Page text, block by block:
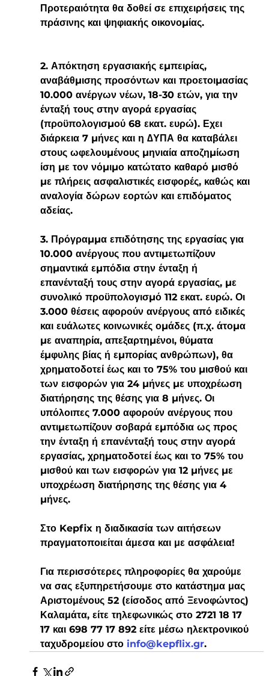
Προτεραιότητα θα δοθεί σε επιχειρήσεις της
πράσινης και ψηφιακής οικονοµίας.
2. Απόκτηση εργασιακής εµπειρίας,
αναβάθµισης προσόντων και προετοιµασίας
10.000 ανέργων νέων, 18-30 ετών, για την
ένταξή τους στην αγορά εργασίας
(προϋπολογισµού 68 εκατ. ευρώ). Εχει
διάρκεια 7 µήνες και η ∆ΥΠΑ θα καταβάλει
στους ωφελουµένους µηνιαία αποζηµίωση
ίση µε τον νόµιµο κατώτατο καθαρό µισθό
µε πλήρεις ασφαλιστικές εισφορές, καθώς και
αναλογία δώρων εορτών και επιδόµατος
αδείας.
3. Πρόγραµµα επιδότησης της εργασίας για
10.000 ανέργους που αντιµετωπίζουν
σηµαντικά εµπόδια στην ένταξη ή
επανένταξή τους στην αγορά εργασίας, µε
συνολικό προϋπολογισµό 112 εκατ. ευρώ. Οι
3.000 θέσεις αφορούν ανέργους από ειδικές
και ευάλωτες κοινωνικές οµάδες (π.χ. άτοµα
µε αναπηρία, απεξαρτηµένοι, θύµατα
έµφυλης βίας ή εµπορίας ανθρώπων), θα
χρηµατοδοτεί έως και το 75% του µισθού και
των εισφορών για 24 µήνες µε υποχρέωση
διατήρησης της θέσης για 8 µήνες. Οι
υπόλοιπες 7.000 αφορούν ανέργους που
αντιµετωπίζουν σοβαρά εµπόδια ως προς
την ένταξη ή επανένταξή τους στην αγορά
εργασίας, χρηµατοδοτεί έως και το 75% του
µισθού και των εισφορών για 12 µήνες µε
υποχρέωση διατήρησης της θέσης για 4
µήνες.
Στο Kepfix η διαδικασία των αιτήσεων
πραγματοποιείται άμεσα και με ασφάλεια!
Για περισσότερες πληροφορίες θα χαρούμε
να σας εξυπηρετήσουμε στο κατάστημα μας
Αριστομένους 52 (είσοδος από Ξενοφώντος)
Καλαμάτα, είτε τηλεφωνικώς στο 2721 18 17
17 και 698 77 17 892 είτε μέσω ηλεκτρονικού
ταχυδρομείου στο info@kepflix.gr.